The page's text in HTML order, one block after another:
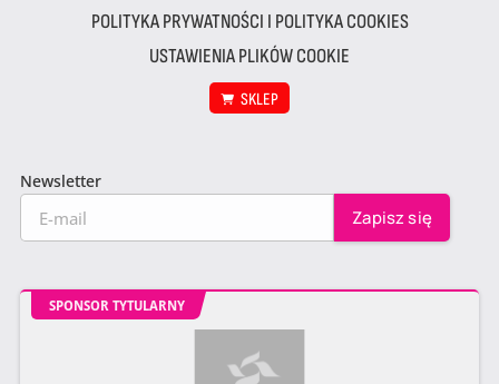
POLITYKA PRYWATNOŚCI I POLITYKA COOKIES
USTAWIENIA PLIKÓW COOKIE
SKLEP
Newsletter
SPONSOR TYTULARNY